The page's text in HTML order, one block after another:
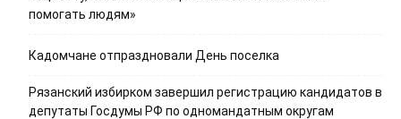
помогать людям»
Кадомчане отпраздновали День поселка
Рязанский избирком завершил регистрацию кандидатов в
депутаты Госдумы РФ по одномандатным округам